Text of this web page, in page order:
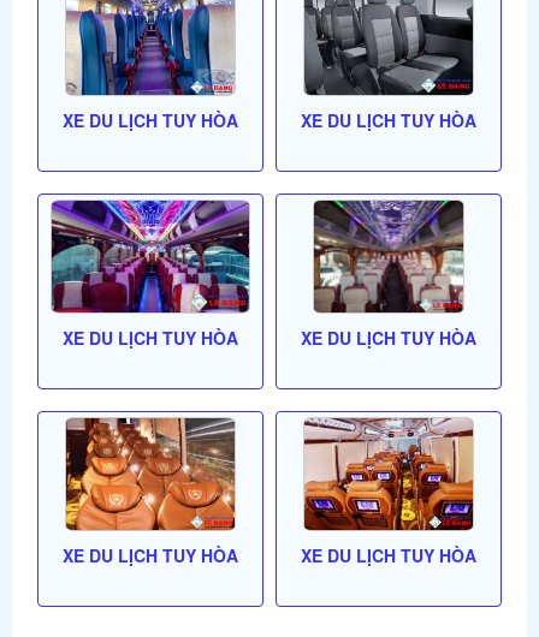
XE DU LỊCH TUY HÒA XE DU LỊCH TUY HÒA
XE DU LỊCH TUY HÒA XE DU LỊCH TUY HÒA
XE DU LỊCH TUY HÒA XE DU LỊCH TUY HÒA